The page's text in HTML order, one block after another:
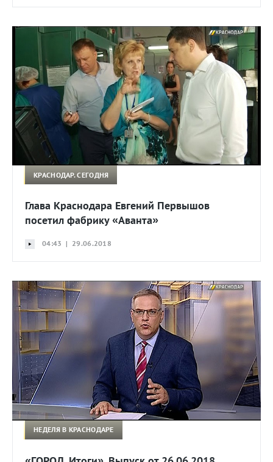
КРАСНОДАР. СЕГОДНЯ
Глава Краснодара Евгений Первышов
посетил фабрику «Аванта»
04:43 | 29.06.2018
НЕДЕЛЯ В КРАСНОДАРЕ